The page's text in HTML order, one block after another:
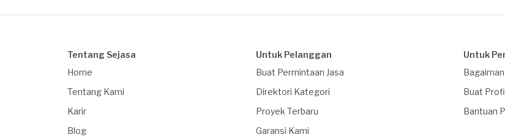
Tentang Sejasa
Home
Tentang Kami
Karir
Blog
Untuk Pelanggan
Buat Permintaan Jasa
Direktori Kategori
Proyek Terbaru
Garansi Kami
Untuk
Buat
Bantuan